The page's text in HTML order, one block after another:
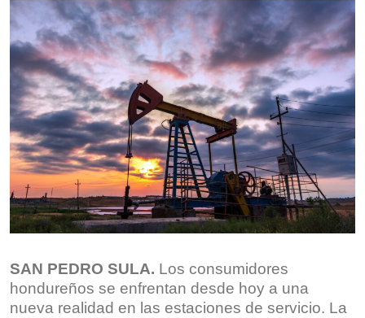
SAN PEDRO SULA. Los consumidores
hondureños se enfrentan desde hoy a una
nueva realidad en las estaciones de servicio. La